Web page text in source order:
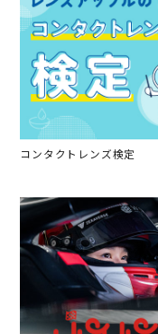
コンタクトレンズ検定